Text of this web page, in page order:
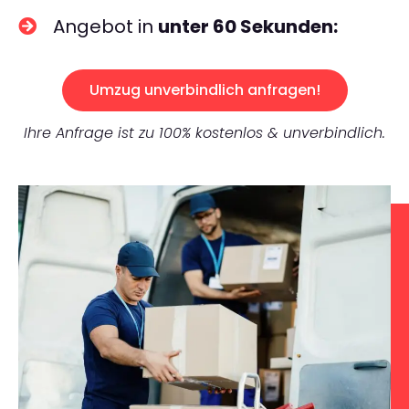
Angebot in unter 60 Sekunden:
Umzug unverbindlich anfragen!
Ihre Anfrage ist zu 100% kostenlos & unverbindlich.